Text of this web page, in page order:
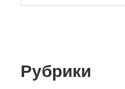
Рубрики